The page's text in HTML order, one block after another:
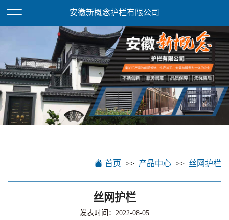
欢迎访问安徽新概念护栏有限公司网站！
安徽新概念护栏有限公司
首页 产品中心 丝网护栏
丝网护栏
发表时间：2022-08-05